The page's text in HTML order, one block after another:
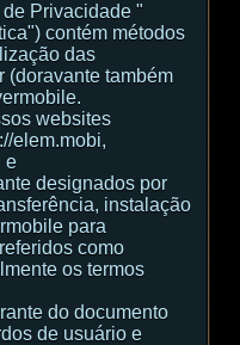
Privacidade "
contém métodos
das
(doravante também
websites
elem.mobi,
e
designados por
instalação
para
como
os termos
do documento
de usuário e